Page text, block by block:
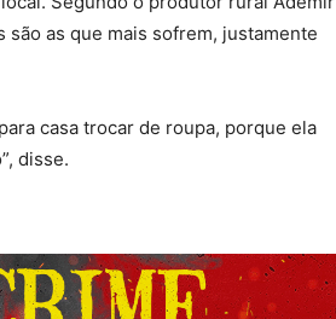
são as que mais sofrem, justamente
casa trocar de roupa, porque ela
disse.